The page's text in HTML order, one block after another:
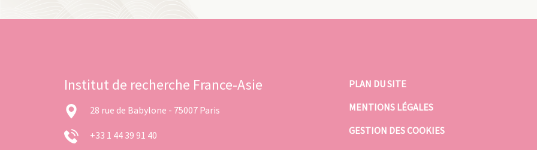
Institut de recherche France-Asie
28 rue de Babylone - 75007 Paris
+33 1 44 39 91 40
PLAN DU SITE
MENTIONS LÉGALES
GESTION DES COOKIES